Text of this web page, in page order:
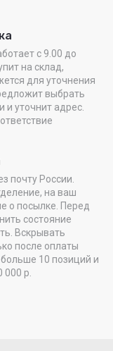
с 9.00 до
на склад,
для уточнения
выбрать
и уточнит адрес.
почту России.
на ваш
о посылке. Перед
состояние
Вскрывать
после оплаты
10 позиций и
р.